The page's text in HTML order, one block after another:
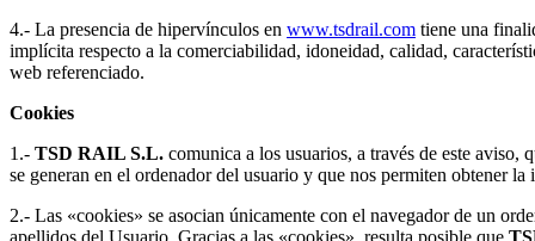
4.- La presencia de hipervínculos en www.tsdrail.com tiene una
implícita respecto a la comerciabilidad, idoneidad, calidad,
web referenciado.
Cookies
1.- TSD RAIL S.L. comunica a los usuarios, a través de este aviso,
se generan en el ordenador del usuario y que nos permiten obtener
2.- Las «cookies» se asocian únicamente con el navegador de un
apellidos del Usuario. Gracias a las «cookies», resulta posible que